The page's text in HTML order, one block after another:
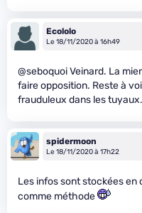
Ecololo
Le 18/11/2020 à 16h49
@seboquoi Veinard. La
faire opposition. Reste à
frauduleux dans les
spidermoon
Le 18/11/2020 à 17h22
Les infos sont stockées en
comme méthode